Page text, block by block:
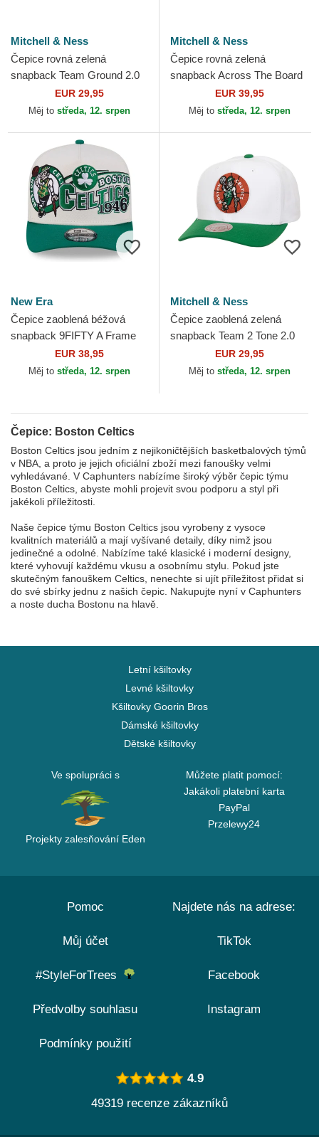
Mitchell & Ness
Čepice rovná zelená
snapback Team Ground 2.0
Boston Celtics NBA Mitchell
& Ness
EUR 29,95
Měj to středa, 12. srpen
Mitchell & Ness
Čepice rovná zelená
snapback Across The Board
Boston Celtics NBA Mitchell
& Ness
EUR 39,95
Měj to středa, 12. srpen
New Era
Čepice zaoblená béžová
snapback 9FIFTY A Frame
Classic Boston Celtics NBA
New Era
EUR 38,95
Měj to středa, 12. srpen
Mitchell & Ness
Čepice zaoblená zelená
snapback Team 2 Tone 2.0
Pro Boston Celtics NBA
Mitchell & Ness
EUR 29,95
Měj to středa, 12. srpen
Čepice: Boston Celtics
Boston Celtics jsou jedním z nejikoničtějších basketbalových týmů
v NBA, a proto je jejich oficiální zboží mezi fanoušky velmi
vyhledávané. V Caphunters nabízíme široký výběr čepic týmu
Boston Celtics, abyste mohli projevit svou podporu a styl při
jakékoli příležitosti.
Naše čepice týmu Boston Celtics jsou vyrobeny z vysoce
kvalitních materiálů a mají vyšívané detaily, díky nimž jsou
jedinečné a odolné. Nabízíme také klasické i moderní designy,
které vyhovují každému vkusu a osobnímu stylu. Pokud jste
skutečným fanouškem Celtics, nenechte si ujít příležitost přidat si
do své sbírky jednu z našich čepic. Nakupujte nyní v Caphunters
a noste ducha Bostonu na hlavě.
Letní kšiltovky
Levné kšiltovky
Kšiltovky Goorin Bros
Dámské kšiltovky
Dětské kšiltovky
Ve spolupráci s
Projekty zalesňování Eden
Můžete platit pomocí:
Jakákoli platební karta
PayPal
Przelewy24
Pomoc
Můj účet
#StyleForTrees
Předvolby souhlasu
Podmínky použití
Najdete nás na adrese:
TikTok
Facebook
Instagram
4.9
49319 recenze zákazníků